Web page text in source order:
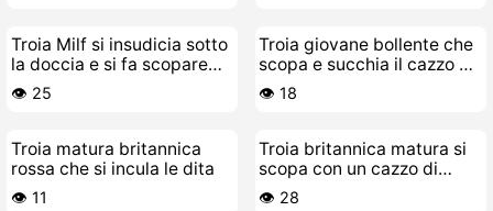
Troia Milf si insudicia sotto
la doccia e si fa scopare
dal suo cazzo gigante
👁️ 25
Troia giovane bollente che
scopa e succhia il cazzo a
un vecchio porco schifoso
👁️ 18
Troia matura britannica
rossa che si incula le dita
👁️ 11
Troia britannica matura si
scopa con un cazzo di
gomma
👁️ 28